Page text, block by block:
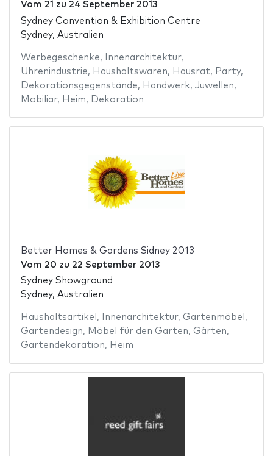
Vom 21 zu 24 September 2013
Sydney Convention & Exhibition Centre
Sydney, Australien
Werbegeschenke, Innenarchitektur,
Uhrenindustrie, Haushaltswaren, Hausrat, Party,
Dekorationsgegenstände, Handwerk, Juwellen,
Mobiliar, Heim, Dekoration
Better Homes & Gardens Sidney 2013
Vom 20 zu 22 September 2013
Sydney Showground
Sydney, Australien
Haushaltsartikel , Innenarchitektur, Gartenmöbel ,
Gartendesign, Möbel für den Garten, Gärten,
Gartendekoration, Heim